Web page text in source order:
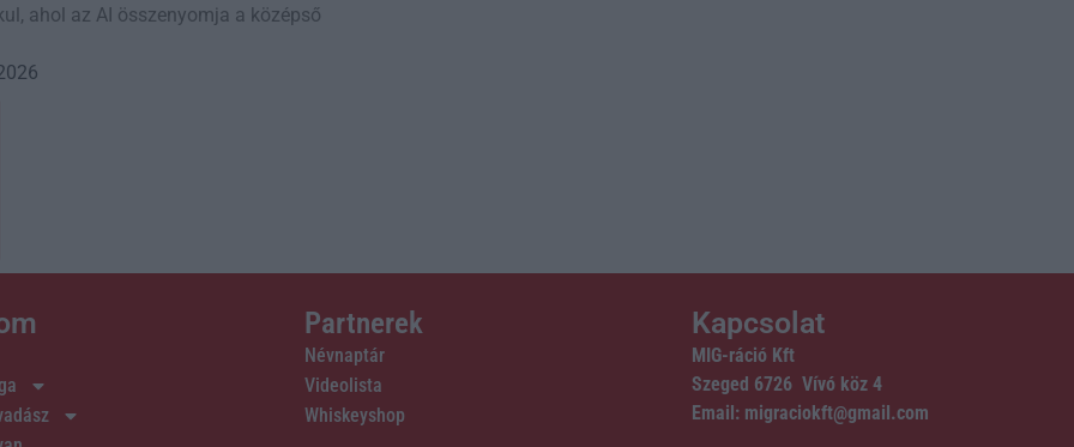
ahol az AI összenyomja a középső
Partnerek
Névnaptár
Videolista
Whiskeyshop
Kapcsolat
MIG-ráció Kft
Szeged 6726 Vívó köz 4
Email: migraciokft@gmail.com